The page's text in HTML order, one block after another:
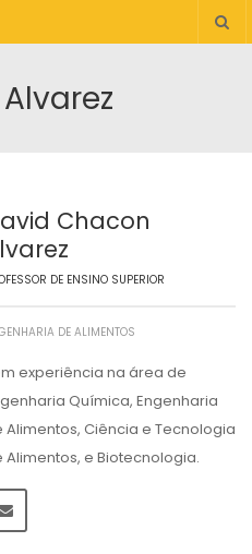
Chacon
DE ENSINO SUPERIOR
DE ALIMENTOS
experiência na área de
Química, Engenharia
Alimentos, Ciência e Tecnologia
Alimentos, e Biotecnologia.